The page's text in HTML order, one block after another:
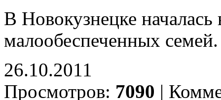
В Новокузнецке
малообеспеченных
26.10.2011
Просмотров: 7090 |